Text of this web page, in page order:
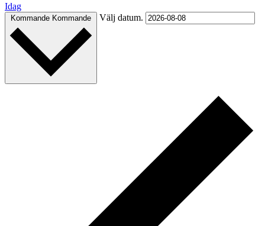
Idag
Kommande Kommande Välj datum.